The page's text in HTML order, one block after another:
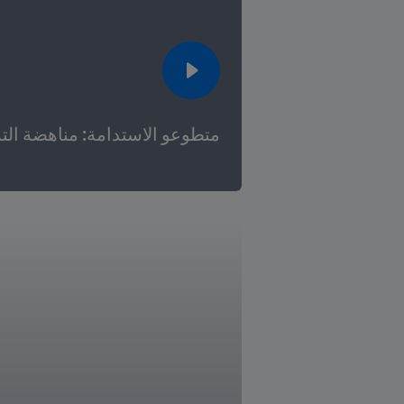
متطوعو الاستدامة: مناهضة